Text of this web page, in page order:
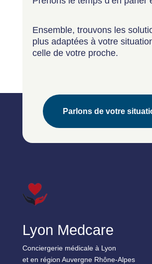
Ensemble, trouvons les
plus adaptées à votre
celle de votre proche.
Parlons de votre
Lyon Medcare
Conciergerie médicale à Lyon
et en région Auvergne Rhône-Alpes